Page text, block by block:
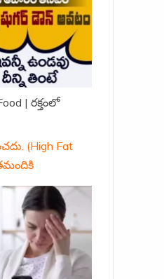
| రక్తంలో
(High Fat